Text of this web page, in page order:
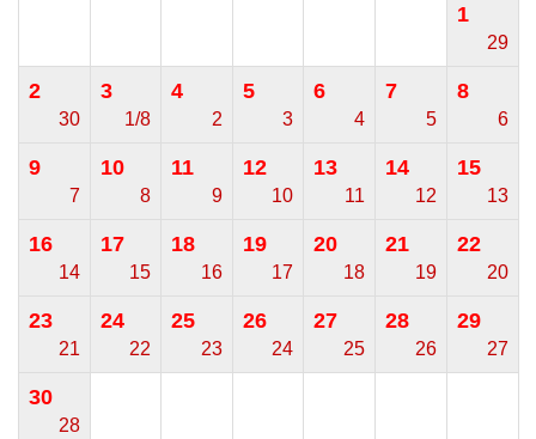
1
29
2
30
3
1/8
4
2
5
3
6
4
7
5
8
6
9
7
10
8
11
9
12
10
13
11
14
12
15
13
16
14
17
15
18
16
19
17
20
18
21
19
22
20
23
21
24
22
25
23
26
24
27
25
28
26
29
27
30
28